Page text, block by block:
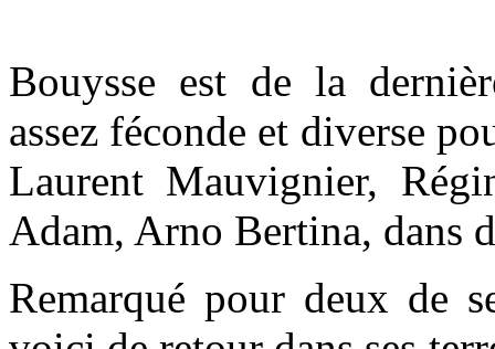
Bouysse est de la
assez féconde et diverse
Laurent Mauvignier,
Adam, Arno Bertina, dans
Remarqué pour deux de